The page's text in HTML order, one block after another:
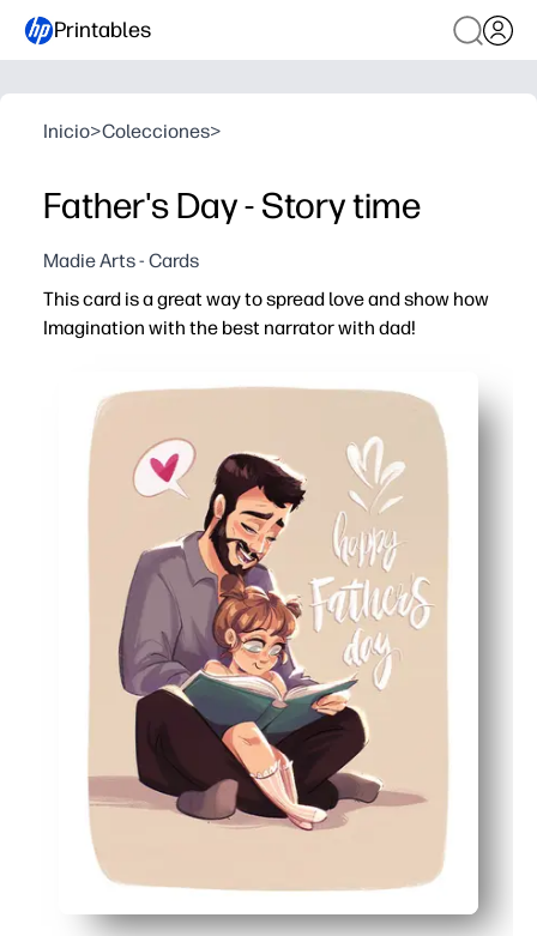
Printables
Inicio>Colecciones>
Father's Day - Story time
Madie Arts - Cards
This card is a great way to spread love and show how
Imagination with the best narrator with dad!